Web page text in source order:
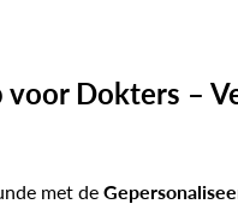
voor Dokters –
met de